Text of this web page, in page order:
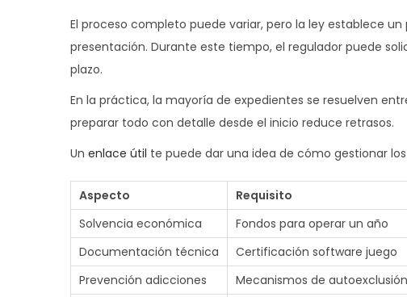
El proceso completo puede variar, pero la ley establece
presentación. Durante este tiempo, el regulador puede
plazo.
En la práctica, la mayoría de expedientes se resuelven
preparar todo con detalle desde el inicio reduce retrasos.
Un enlace útil te puede dar una idea de cómo gestionar
Aspecto Requisito
Solvencia económica
Fondos para operar un año
Documentación técnica
Certificación software juego
Prevención adicciones
Mecanismos de autoexclusión